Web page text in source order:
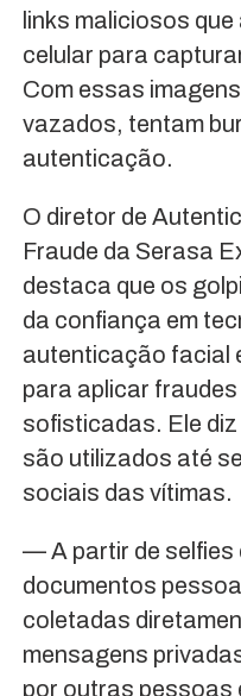
links maliciosos
celular para
Com essas
vazados, tentam
autenticação.
O diretor de
Fraude da Serasa
destaca que os
da confiança em
autenticação facial
para aplicar
sofisticadas. Ele
são utilizados até
sociais das vítimas.
— A partir de selfies
documentos
coletadas
mensagens
por outras pessoas